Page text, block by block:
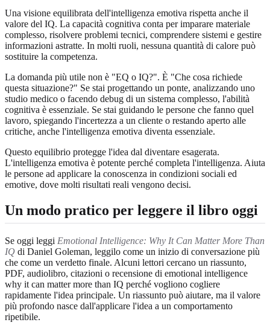
Una visione equilibrata dell'intelligenza emotiva rispetta anche il
valore del IQ. La capacità cognitiva conta per imparare materiale
complesso, risolvere problemi tecnici, comprendere sistemi e gestire
informazioni astratte. In molti ruoli, nessuna quantità di calore può
sostituire la competenza.
La domanda più utile non è "EQ o IQ?". È "Che cosa richiede
questa situazione?" Se stai progettando un ponte, analizzando uno
studio medico o facendo debug di un sistema complesso, l'abilità
cognitiva è essenziale. Se stai guidando le persone che fanno quel
lavoro, spiegando l'incertezza a un cliente o restando aperto alle
critiche, anche l'intelligenza emotiva diventa essenziale.
Questo equilibrio protegge l'idea dal diventare esagerata.
L'intelligenza emotiva è potente perché completa l'intelligenza. Aiuta
le persone ad applicare la conoscenza in condizioni sociali ed
emotive, dove molti risultati reali vengono decisi.
Un modo pratico per leggere il libro oggi
Se oggi leggi Emotional Intelligence: Why It Can Matter More Than
IQ di Daniel Goleman, leggilo come un inizio di conversazione più
che come un verdetto finale. Alcuni lettori cercano un riassunto,
PDF, audiolibro, citazioni o recensione di emotional intelligence
why it can matter more than IQ perché vogliono cogliere
rapidamente l'idea principale. Un riassunto può aiutare, ma il valore
più profondo nasce dall'applicare l'idea a un comportamento
ripetibile.